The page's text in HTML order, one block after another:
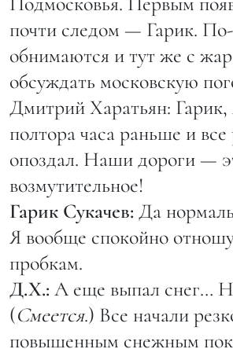
почти следом — Гарик.
обнимаются и тут же с
обсуждать московскую
Дмитрий Харатьян: Гарик,
полтора часа раньше и все
опоздал. Наши дороги —
возмутительное!
Гарик Сукачев: Да
Я вообще спокойно
пробкам.
Д.Х.: А еще выпал снег…
(Смеется.) Все начали
повышенным снежным